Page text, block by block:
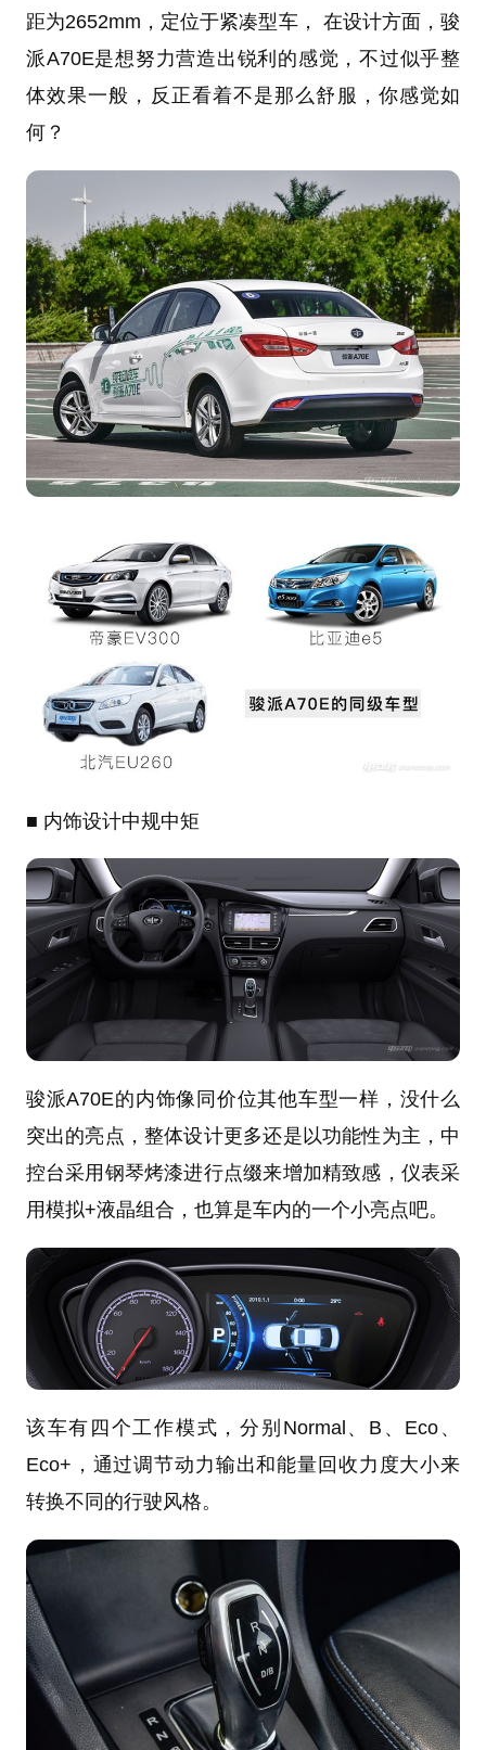
距为2652mm，定位于紧凑型车， 在设计方面，骏
派A70E是想努力营造出锐利的感觉，不过似乎整
体效果一般，反正看着不是那么舒服，你感觉如
何？
■ 内饰设计中规中矩
骏派A70E的内饰像同价位其他车型一样，没什么
突出的亮点，整体设计更多还是以功能性为主，中
控台采用钢琴烤漆进行点缀来增加精致感，仪表采
用模拟+液晶组合，也算是车内的一个小亮点吧。
该车有四个工作模式，分别Normal、B、Eco、
Eco+，通过调节动力输出和能量回收力度大小来
转换不同的行驶风格。